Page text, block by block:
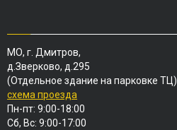
МО, г. Дмитров,
д.Зверково, д.295
(Отдельное здание на парковке ТЦ)
схема проезда
Пн-пт: 9:00-18:00
Сб, Вс: 9:00-17:00